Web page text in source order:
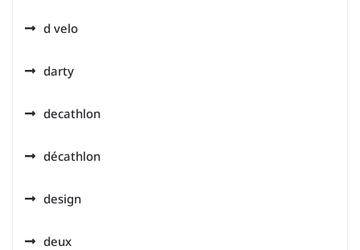
d velo
darty
decathlon
décathlon
design
deux